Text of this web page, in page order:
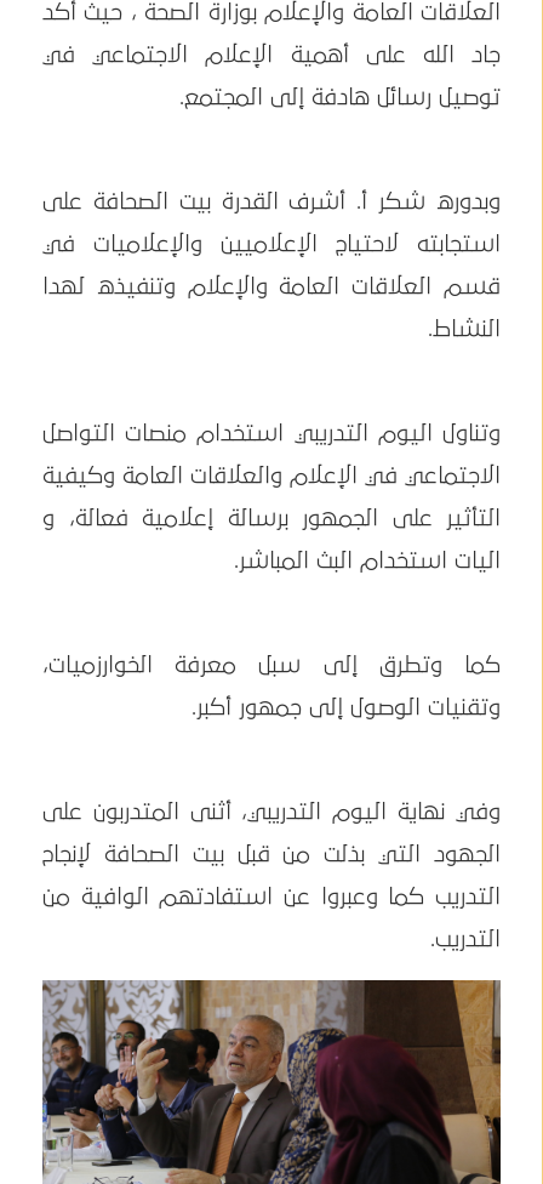
العلاقات العامة والإعلام بوزارة الصحة ، حيث أكد
جاد الله على أهمية الإعلام الاجتماعي في
توصيل رسائل هادفة إلى المجتمع.
وبدوره شكر أ. أشرف القدرة بيت الصحافة على
استجابته لاحتياج الإعلاميين والإعلاميات في
قسم العلاقات العامة والإعلام وتنفيذه لهدا
النشاط.
وتناول اليوم التدريبي استخدام منصات التواصل
الاجتماعي في الإعلام والعلاقات العامة وكيفية
التأثير على الجمهور برسالة إعلامية فعالة، و
اليات استخدام البث المباشر.
كما وتطرق إلى سبل معرفة الخوارزميات،
وتقنيات الوصول إلى جمهور أكبر.
وفي نهاية اليوم التدريبي، أثنى المتدربون على
الجهود التي بذلت من قبل بيت الصحافة لإنجاح
التدريب كما وعبروا عن استفادتهم الوافية من
التدريب.